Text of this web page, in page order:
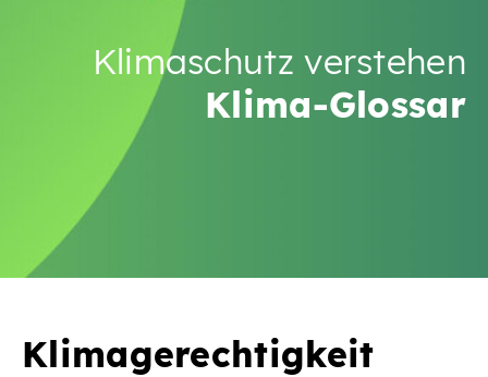
Klimaschutz verstehen
Klima-Glossar
Klimagerechtigkeit